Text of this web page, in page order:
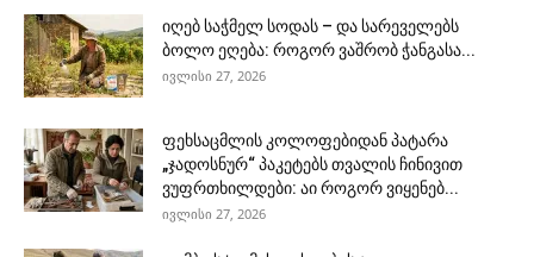
იღებ საჭმელ სოდას – და სარეველებს
ბოლო ეღება: როგორ ვაშრობ ჭანგასა...
ივლისი 27, 2026
ფეხსაცმლის კოლოფებიდან პატარა
„ჯადოსნურ“ პაკეტებს თვალის ჩინივით
ვუფრთხილდები: აი როგორ ვიყენებ...
ივლისი 27, 2026